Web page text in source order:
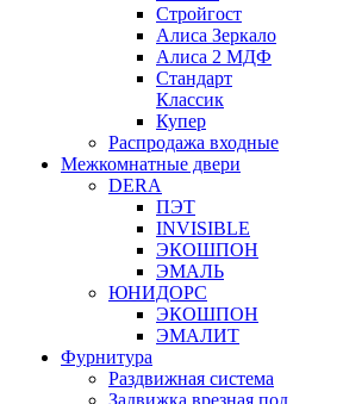
Стройгост
Алиса Зеркало
Алиса 2 МДФ
Стандарт
Классик
Купер
Распродажа входные
Межкомнатные двери
DERA
ПЭТ
INVISIBLE
ЭКОШПОН
ЭМАЛЬ
ЮНИДОРС
ЭКОШПОН
ЭМАЛИТ
Фурнитура
Раздвижная система
Задвижка врезная под